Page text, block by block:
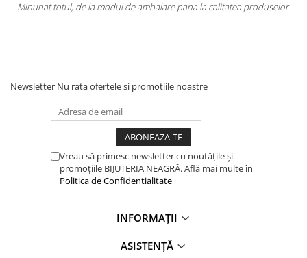
pana la calitatea produselor.
Totul la superlativ! Produsul, fix
Newsletter Nu rata ofertele si promotiile noastre
Vreau să primesc newsletter cu noutățile și
promoțiile BIJUTERIA NEAGRĂ. Află mai multe în
Politica de Confidențialitate
INFORMAȚII
ASISTENȚĂ